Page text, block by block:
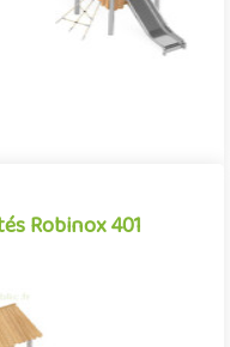
Robinox 401
Robinox 401